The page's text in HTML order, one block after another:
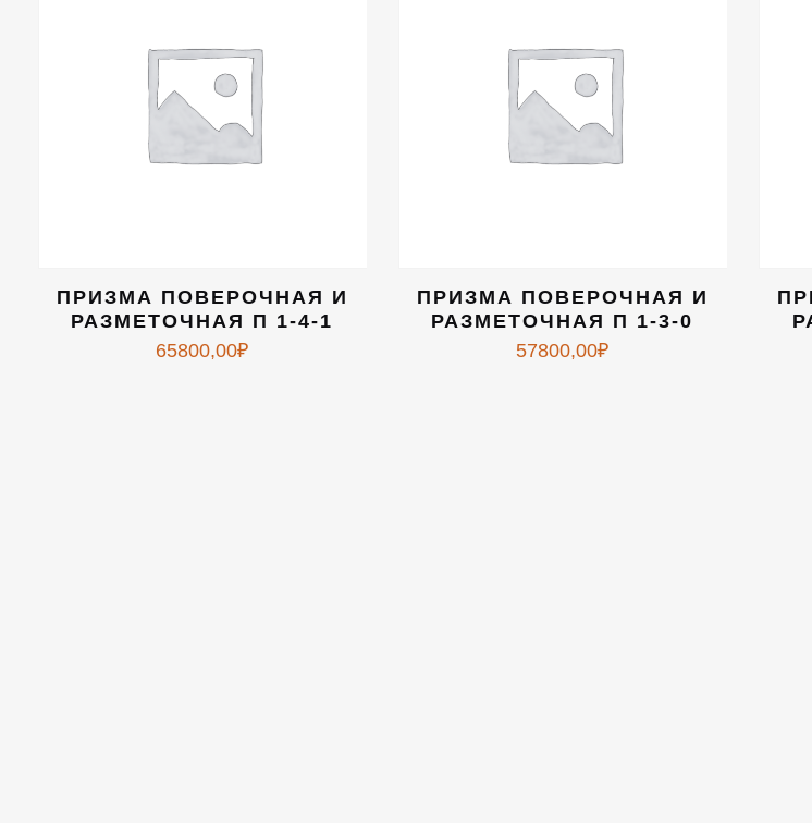
ПРИЗМА ПОВЕРОЧНАЯ И
РАЗМЕТОЧНАЯ П 1-4-1
65800,00₽
ПРИЗМА ПОВЕРОЧНАЯ И
РАЗМЕТОЧНАЯ П 1-3-0
57800,00₽